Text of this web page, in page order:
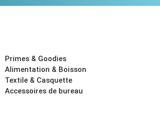
Primes & Goodies
Alimentation & Boisson
Textile & Casquette
Accessoires de bureau